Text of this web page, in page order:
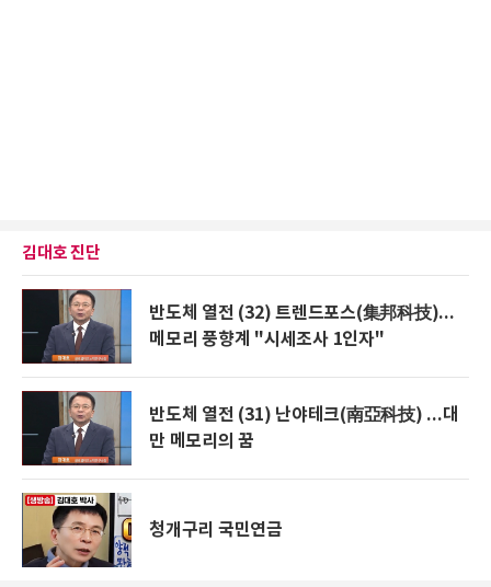
김대호 진단
반도체 열전 (32) 트렌드포스(集邦科技)...
메모리 풍향계 "시세조사 1인자"
반도체 열전 (31) 난야테크(南亞科技) ...대
만 메모리의 꿈
청개구리 국민연금